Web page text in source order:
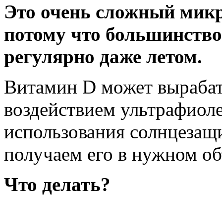
Это очень сложный
потому что
регулярно даже летом.
Витамин D может
воздействием
использования
получаем его в нужном
Что делать?